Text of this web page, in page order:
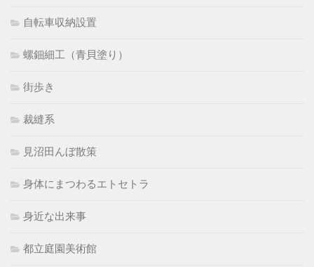
自転車収納設置
螺鈿細工（青貝塗り）
街歩き
裁縫系
見沼田んぼ散策
身体にまつわるエトセトラ
身近な出来事
都立庭園美術館